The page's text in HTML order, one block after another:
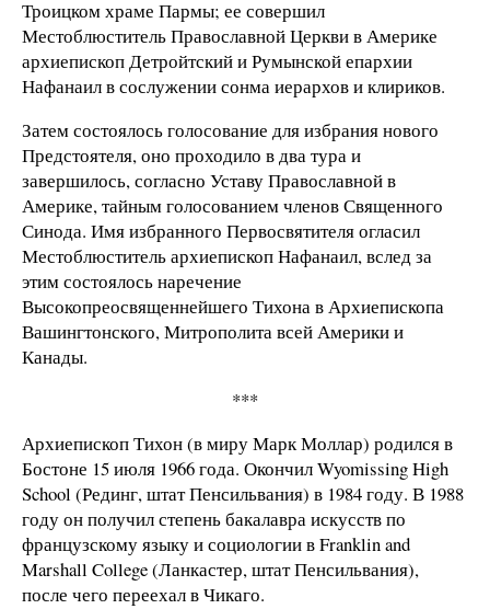
Троицком храме Пармы; ее совершил
Местоблюститель Православной Церкви в Америке
архиепископ Детройтский и Румынской епархии
Нафанаил в сослужении сонма иерархов и клириков.
Затем состоялось голосование для избрания нового
Предстоятеля, оно проходило в два тура и
завершилось, согласно Уставу Православной в
Америке, тайным голосованием членов Священного
Синода. Имя избранного Первосвятителя огласил
Местоблюститель архиепископ Нафанаил, вслед за
этим состоялось наречение
Высокопреосвященнейшего Тихона в Архиепископа
Вашингтонского, Митрополита всей Америки и
Канады.
***
Архиепископ Тихон (в миру Марк Моллар) родился в
Бостоне 15 июля 1966 года. Окончил Wyomissing High
School (Рединг, штат Пенсильвания) в 1984 году. В 1988
году он получил степень бакалавра искусств по
французскому языку и социологии в Franklin and
Marshall College (Ланкастер, штат Пенсильвания),
после чего переехал в Чикаго.